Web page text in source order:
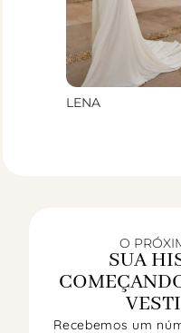
LENA
O
SUA
Recebemos um